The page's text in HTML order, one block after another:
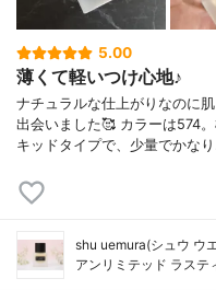
5.00
薄くて軽いつけ心地♪
ナチュラルな仕上がりなのに
出会いました🥰 カラーは574
キッドタイプで、少量でかな
shu uemura(シュウ ウ
アンリミテッド ラステ